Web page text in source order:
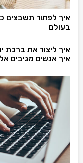
איך לפתור תשבצים
בעולם
איך ליצור את ברכת
איך אנשים מגיבים